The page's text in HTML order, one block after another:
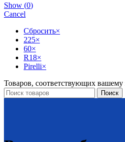
Show (0)
Cancel
Сбросить×
225×
60×
R18×
Pirelli×
Товаров, соответствующих вашему
Поиск